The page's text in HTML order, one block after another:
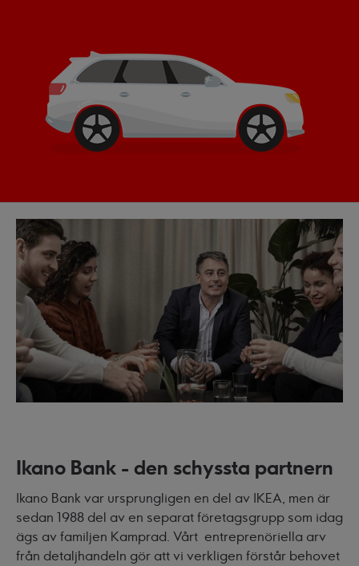
Ikano Bank - den schyssta partnern
Ikano Bank var ursprungligen en del av IKEA, men är
sedan 1988 del av en separat företagsgrupp som idag
ägs av familjen Kamprad. Vårt entreprenöriella arv
från detaljhandeln gör att vi verkligen förstår behovet